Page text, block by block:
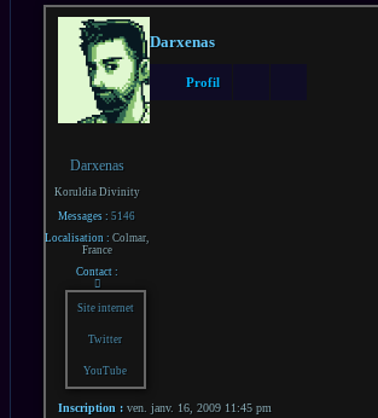
Darxenas
Koruldia Divinity
Messages : 5146
Localisation : Colmar,
France
Contact :
Darxenas
Site internet
Twitter
YouTube
Darxenas
Profil
Inscription : ven. janv. 16, 2009 11:45 pm